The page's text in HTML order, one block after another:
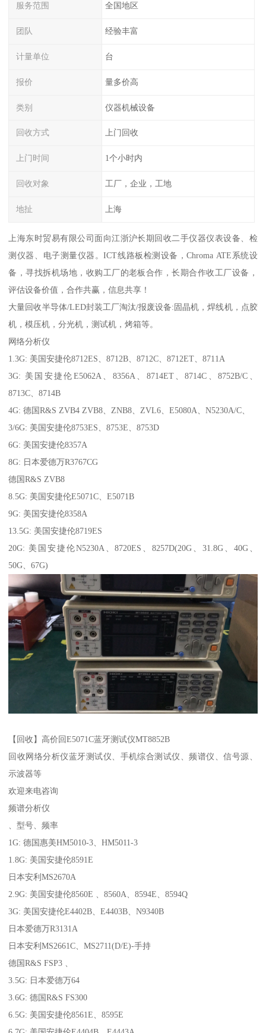
服务范围 全国地区
团队 经验丰富
计量单位 台
报价 量多价高
类别 仪器机械设备
回收方式 上门回收
上门时间 1个小时内
回收对象 工厂，企业，工地
地扯 上海
上海东时贸易有限公司面向江浙沪长期回收二手仪器仪表设备、检
测仪器、电子测量仪器。ICT线路板检测设备，Chroma ATE系统设
备，寻找拆机场地，收购工厂的老板合作，长期合作收工厂设备，
评估设备价值，合作共赢，信息共享！
大量回收半导体/LED封装工厂淘汰/报废设备:固晶机，焊线机，点胶
机，模压机，分光机，测试机，烤箱等。
网络分析仪
1.3G: 美国安捷伦8712ES、8712B、8712C、8712ET、8711A
3G: 美国安捷伦E5062A、8356A、8714ET、8714C、8752B/C、
8713C、8714B
4G: 德国R&S ZVB4 ZVB8、ZNB8、ZVL6、E5080A、N5230A/C、
3/6G: 美国安捷伦8753ES、8753E、8753D
6G: 美国安捷伦8357A
8G: 日本爱德万R3767CG
德国R&S ZVB8
8.5G: 美国安捷伦E5071C、E5071B
9G: 美国安捷伦8358A
13.5G: 美国安捷伦8719ES
20G: 美国安捷伦N5230A、8720ES、8257D(20G、31.8G、40G、
50G、67G)
【回收】高价回E5071C蓝牙测试仪MT8852B
回收网络分析仪蓝牙测试仪、手机综合测试仪、频谱仪、信号源、
示波器等
欢迎来电咨询
频谱分析仪
、型号、频率
1G: 德国惠美HM5010-3、HM5011-3
1.8G: 美国安捷伦8591E
日本安利MS2670A
2.9G: 美国安捷伦8560E 、8560A、8594E、8594Q
3G: 美国安捷伦E4402B、E4403B、N9340B
日本爱德万R3131A
日本安利MS2661C、MS2711(D/E)-手持
德国R&S FSP3 、
3.5G: 日本爱德万64
3.6G: 德国R&S FS300
6.5G: 美国安捷伦8561E、8595E